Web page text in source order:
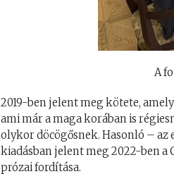
A
2019-ben jelent meg kötete,
ami már a maga korában is
olykor döcögősnek. Hasonló –
kiadásban jelent meg 2022-ben a
prózai fordítása.